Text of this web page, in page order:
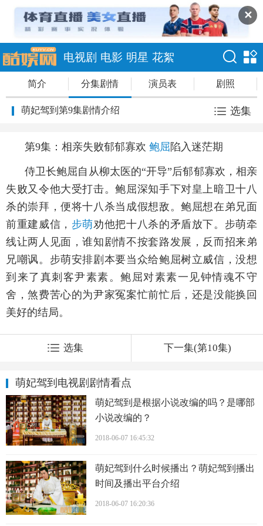
✕
电视剧 电影 明星 花絮
简介 分集剧情 演员表 剧照
萌妃驾到第9集剧情介绍 选集
第9集：相亲失败郁郁寡欢 鲍屈陷入迷茫期
侍卫长鲍屈自从柳太医的“开导”后郁郁寡欢，相亲
失败又令他大受打击。鲍屈深知手下对皇上暗卫十八
杀的崇拜，便将十八杀当成假想敌。鲍屈想在弟兄面
前重建威信， 步萌劝他把十八杀的矛盾放下。步萌牵
线让两人见面，谁知剧情不按套路发展，反而招来弟
兄嘲讽。步萌安排剧本要当众给鲍屈树立威信，没想
到来了真刺客尹素素。鲍屈对素素一见钟情魂不守
舍，煞费苦心的为尹家冤案忙前忙后，还是没能换回
美好的结局。
选集 下一集(第10集)
萌妃驾到电视剧剧情看点
萌妃驾到是根据小说改编的吗？是哪部
小说改编的？
2018-06-07 16:45:32
萌妃驾到什么时候播出？萌妃驾到播出
时间及播出平台介绍
2018-06-07 16:20:36